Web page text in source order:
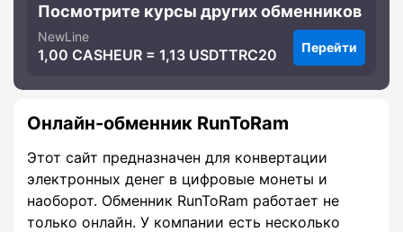
Посмотрите курсы других обменников
NewLine
1,00 CASHEUR = 1,13 USDTTRC20 Перейти
Онлайн-обменник RunToRam
Этот сайт предназначен для конвертации
электронных денег в цифровые монеты и
наоборот. Обменник RunToRam работает не
только онлайн. У компании есть несколько